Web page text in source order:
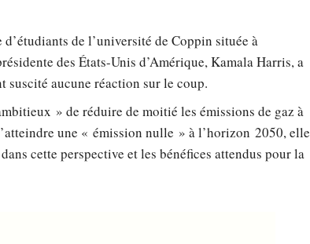
de l’université de Coppin située à
des États-Unis d’Amérique, Kamala Harris, a
suscité aucune réaction sur le coup.
» de réduire de moitié les émissions de gaz à
une « émission nulle » à l’horizon 2050, elle
cette perspective et les bénéfices attendus pour la